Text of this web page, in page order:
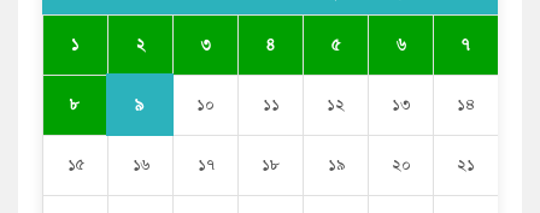
সজীব ওয়াজেদ জয়
১ ২ ৩ ৪ ৫ ৬ ৭
৮ ৯ ১০ ১১ ১২ ১৩ ১৪
১৫ ১৬ ১৭ ১৮ ১৯ ২০ ২১